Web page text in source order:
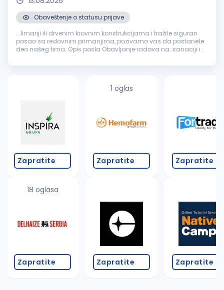
Obaveštenje o statusu prijave
...limariji ili drvenim krovnim konstrukcijama i tražite siguran
posao sa redovnim primanjima, pozivamo vas da postanete
deo našeg tima. Opis posla Obavljanje radova na: sanaciji i
zameni oluka...
Zapratite
18 oglasa
Zapratite
1 oglas
Zapratite
Zapratite
Zapratite
Zapratite